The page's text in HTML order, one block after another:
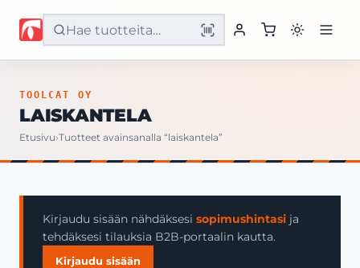
Etusivu
Yritys
Yhteystiedot
TOOLCAT OY
LAISKANTELA
Etusivu›Tuotteet avainsanalla “laiskantela”
Kirjaudu sisään nähdäksesi sopimushintasi ja
tehdäksesi tilauksia B2B-portaalin kautta.
Kirjaudu sisään